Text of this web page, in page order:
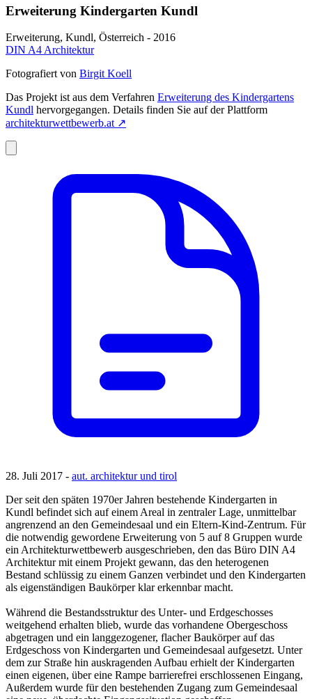
Erweiterung Kindergarten Kundl
Erweiterung, Kundl, Österreich - 2016
DIN A4 Architektur
Fotografiert von Birgit Koell
Das Projekt ist aus dem Verfahren Erweiterung des Kindergartens
Kundl hervorgegangen. Details finden Sie auf der Plattform
architekturwettbewerb.at ↗
28. Juli 2017 - aut. architektur und tirol
Der seit den späten 1970er Jahren bestehende Kindergarten in
Kundl befindet sich auf einem Areal in zentraler Lage, unmittelbar
angrenzend an den Gemeindesaal und ein Eltern-Kind-Zentrum. Für
die notwendig gewordene Erweiterung von 5 auf 8 Gruppen wurde
ein Architekturwettbewerb ausgeschrieben, den das Büro DIN A4
Architektur mit einem Projekt gewann, das den heterogenen
Bestand schlüssig zu einem Ganzen verbindet und den Kindergarten
als eigenständigen Baukörper klar erkennbar macht.
Während die Bestandsstruktur des Unter- und Erdgeschosses
weitgehend erhalten blieb, wurde das vorhandene Obergeschoss
abgetragen und ein langgezogener, flacher Baukörper auf das
Erdgeschoss von Kindergarten und Gemeindesaal aufgesetzt. Unter
dem zur Straße hin auskragenden Aufbau erhielt der Kindergarten
einen eigenen, über eine Rampe barrierefrei erschlossenen Eingang,
Außerdem wurde für den bestehenden Zugang zum Gemeindesaal